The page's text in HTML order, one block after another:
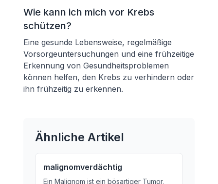
Wie kann ich mich vor Krebs
schützen?
Eine gesunde Lebensweise, regelmäßige
Vorsorgeuntersuchungen und eine frühzeitige
Erkennung von Gesundheitsproblemen
können helfen, den Krebs zu verhindern oder
ihn frühzeitig zu erkennen.
Ähnliche Artikel
malignomverdächtig
Ein Malignom ist ein bösartiger Tumor,